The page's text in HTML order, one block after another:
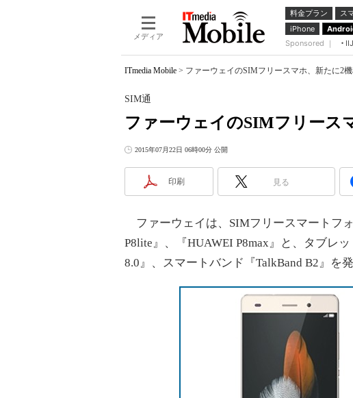
メディア
料金プラン ス
iPhone
Sponsored ｜
ITmedia Mobile > ファーウェイのSIMフリースマホ、新たに2
ファーウェイのSIMフリース
SIM通
2015年07月22日 06時00分 公開
印刷 見る
ファーウェイは、SIMフリースマートフ
P8lite』、『HUAWEI P8max』と、タブレッ
8.0』、スマートバンド『TalkBand B2』を